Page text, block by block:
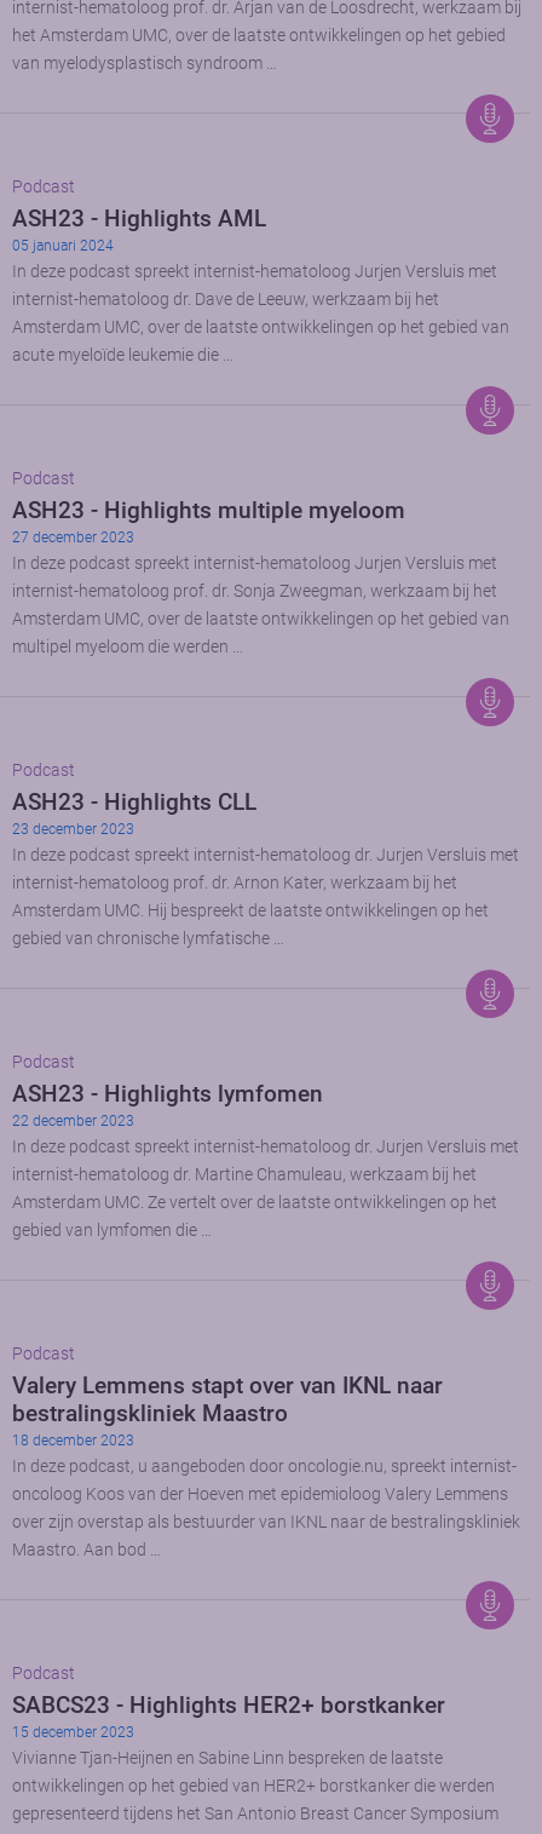
internist-hematoloog prof. dr. Arjan van de Loosdrecht, werkzaam bij
het Amsterdam UMC, over de laatste ontwikkelingen op het gebied
van myelodysplastisch syndroom …
Podcast
ASH23 - Highlights AML
05 januari 2024
In deze podcast spreekt internist-hematoloog Jurjen Versluis met
internist-hematoloog dr. Dave de Leeuw, werkzaam bij het
Amsterdam UMC, over de laatste ontwikkelingen op het gebied van
acute myeloïde leukemie die …
Podcast
ASH23 - Highlights multiple myeloom
27 december 2023
In deze podcast spreekt internist-hematoloog Jurjen Versluis met
internist-hematoloog prof. dr. Sonja Zweegman, werkzaam bij het
Amsterdam UMC, over de laatste ontwikkelingen op het gebied van
multipel myeloom die werden …
Podcast
ASH23 - Highlights CLL
23 december 2023
In deze podcast spreekt internist-hematoloog dr. Jurjen Versluis met
internist-hematoloog prof. dr. Arnon Kater, werkzaam bij het
Amsterdam UMC. Hij bespreekt de laatste ontwikkelingen op het
gebied van chronische lymfatische …
Podcast
ASH23 - Highlights lymfomen
22 december 2023
In deze podcast spreekt internist-hematoloog dr. Jurjen Versluis met
internist-hematoloog dr. Martine Chamuleau, werkzaam bij het
Amsterdam UMC. Ze vertelt over de laatste ontwikkelingen op het
gebied van lymfomen die …
Podcast
Valery Lemmens stapt over van IKNL naar
bestralingskliniek Maastro
18 december 2023
In deze podcast, u aangeboden door oncologie.nu, spreekt internist-
oncoloog Koos van der Hoeven met epidemioloog Valery Lemmens
over zijn overstap als bestuurder van IKNL naar de bestralingskliniek
Maastro. Aan bod …
Podcast
SABCS23 - Highlights HER2+ borstkanker
15 december 2023
Vivianne Tjan-Heijnen en Sabine Linn bespreken de laatste
ontwikkelingen op het gebied van HER2+ borstkanker die werden
gepresenteerd tijdens het San Antonio Breast Cancer Symposium